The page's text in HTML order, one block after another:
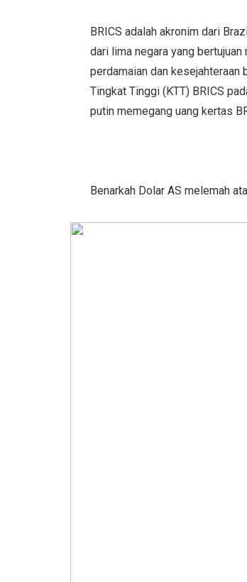
BRICS adalah akronim dari
dari lima negara yang
perdamaian dan
Tingkat Tinggi (KTT) BRICS
putin memegang uang kertas
Benarkah Dolar AS melemah